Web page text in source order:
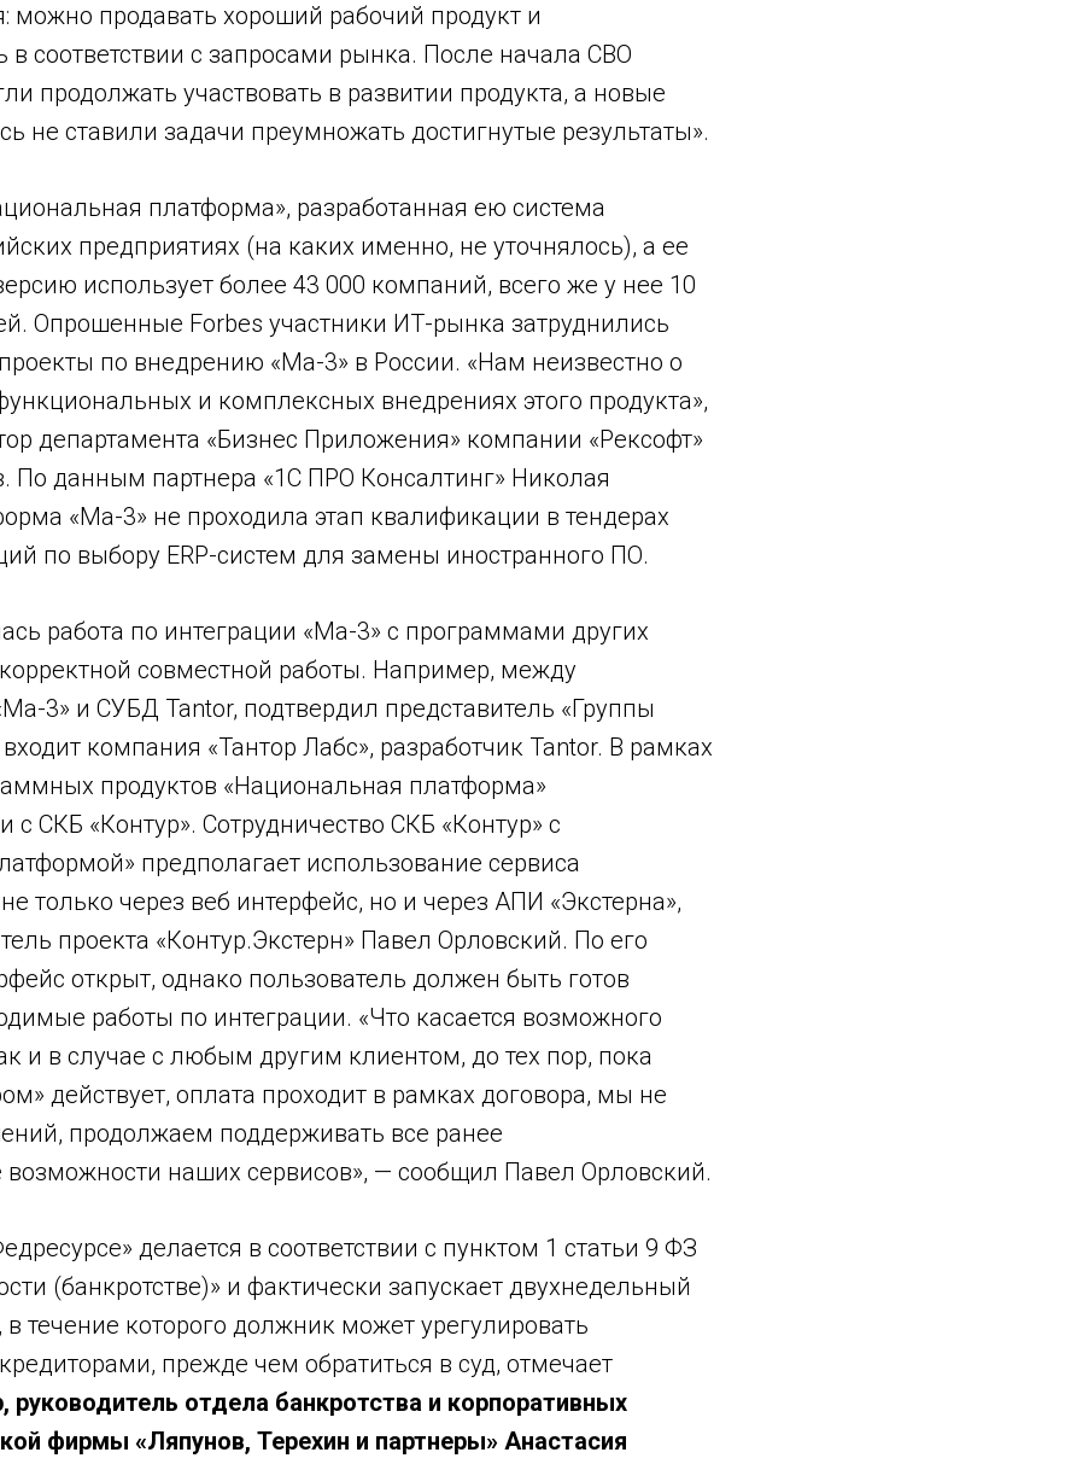
можно продавать хороший рабочий продукт и
в соответствии с запросами рынка. После начала СВО
продолжать участвовать в развитии продукта, а новые
не ставили задачи преумножать достигнутые результаты».
платформа», разработанная ею система
предприятиях (на каких именно, не уточнялось), а ее
использует более 43 000 компаний, всего же у нее 10
Опрошенные Forbes участники ИТ-рынка затруднились
по внедрению «Ма-3» в России. «Нам неизвестно о
и комплексных внедрениях этого продукта»,
департамента «Бизнес Приложения» компании «Рексофт»
По данным партнера «1С ПРО Консалтинг» Николая
«Ма-3» не проходила этап квалификации в тендерах
по выбору ERP-систем для замены иностранного ПО.
работа по интеграции «Ма-3» с программами других
совместной работы. Например, между
3» и СУБД Tantor, подтвердил представитель «Группы
компания «Тантор Лабс», разработчик Tantor. В рамках
продуктов «Национальная платформа»
с СКБ «Контур». Сотрудничество СКБ «Контур» с
предполагает использование сервиса
только через веб интерфейс, но и через АПИ «Экстерна»,
проекта «Контур.Экстерн» Павел Орловский. По его
открыт, однако пользователь должен быть готов
работы по интеграции. «Что касается возможного
и в случае с любым другим клиентом, до тех пор, пока
действует, оплата проходит в рамках договора, мы не
продолжаем поддерживать все ранее
возможности наших сервисов», — сообщил Павел Орловский.
делается в соответствии с пунктом 1 статьи 9 ФЗ
(банкротстве)» и фактически запускает двухнедельный
течение которого должник может урегулировать
прежде чем обратиться в суд, отмечает
руководитель отдела банкротства и корпоративных
фирмы «Ляпунов, Терехин и партнеры» Анастасия